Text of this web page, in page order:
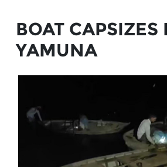
BOAT CAPSIZES
YAMUNA